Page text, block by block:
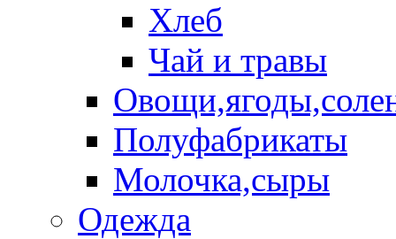
Хлеб
Чай и травы
Полуфабрикаты
Молочка,сыры
Одежда